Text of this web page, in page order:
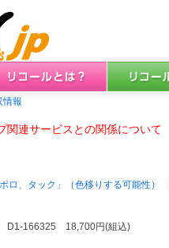
情報
関連サービスとの関係について
ロ、タック」（色移りする可能性）
D1-166325 18,700円(組込)